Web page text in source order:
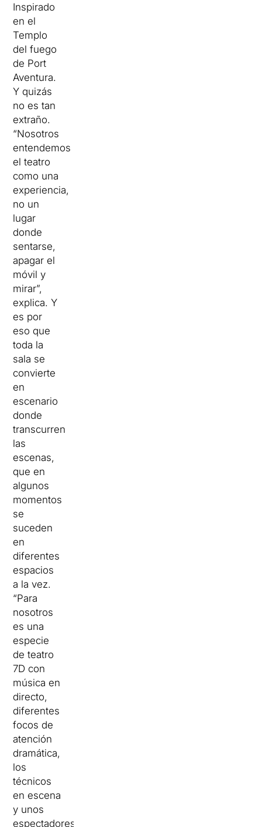
Inspirado
en el
Templo
del fuego
de Port
Aventura.
Y quizás
no es tan
extraño.
“Nosotros
entendemos
el teatro
como una
experiencia,
no un
lugar
donde
sentarse,
apagar el
móvil y
mirar”,
explica.Y
es por
eso que
toda la
sala se
convierte
en
escenario
donde
transcurren
las
escenas,
que en
algunos
momentos
se
suceden
en
diferentes
espacios
a la vez.
“Para
nosotros
es una
especie
de teatro
7D con
música en
directo,
diferentes
focos de
atención
dramática,
los
técnicos
en escena
y unos
espectadores